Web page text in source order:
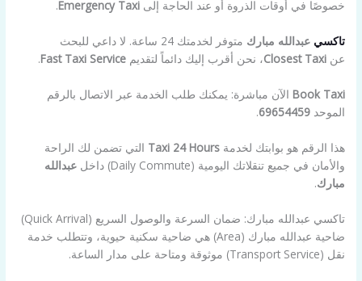
خصوصًا في أوقات الذروة أو عند الحاجة إلىEmergency Taxi
.
تاكسي عبدالله مبارك
متوفر لخدمتك 24 ساعة. لا داعي للبحث
عنClosest Taxi، نحن أقرب إليك دائماً لتقديمFast Taxi Service
.
Book Taxi الآن مباشرة: يمكنك طلب الخدمة عبر الاتصال بالرقم
الموحد69654459
.
هذا الرقم هو بوابتك لخدمةTaxi 24 Hours التي تضمن لك الراحة
والأمان في جميع تنقلاتك اليومية (Daily Commute) داخل
عبدالله
مبارك.
تاكسي عبدالله مبارك: ضمان السرعة والوصول السريع (Quick Arrival)
ضاحية عبدالله مبارك (Area) هي ضاحية سكنية حيوية، وتتطلب خدمة
نقل (Transport Service) موثوقة ومتاحة على مدار الساعة.